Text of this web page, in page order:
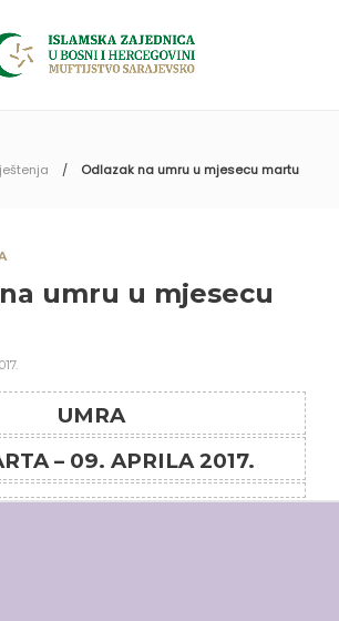
Odlazak na umru u mjesecu martu
umru u mjesecu
UMRA
– 09. APRILA 2017.